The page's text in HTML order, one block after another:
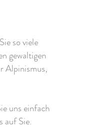
so viele
gewaltigen
Alpinismus,
uns einfach
auf Sie.